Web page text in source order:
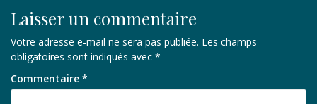
Laisser un commentaire
Votre adresse e-mail ne sera pas publiée. Les champs
obligatoires sont indiqués avec *
Commentaire *